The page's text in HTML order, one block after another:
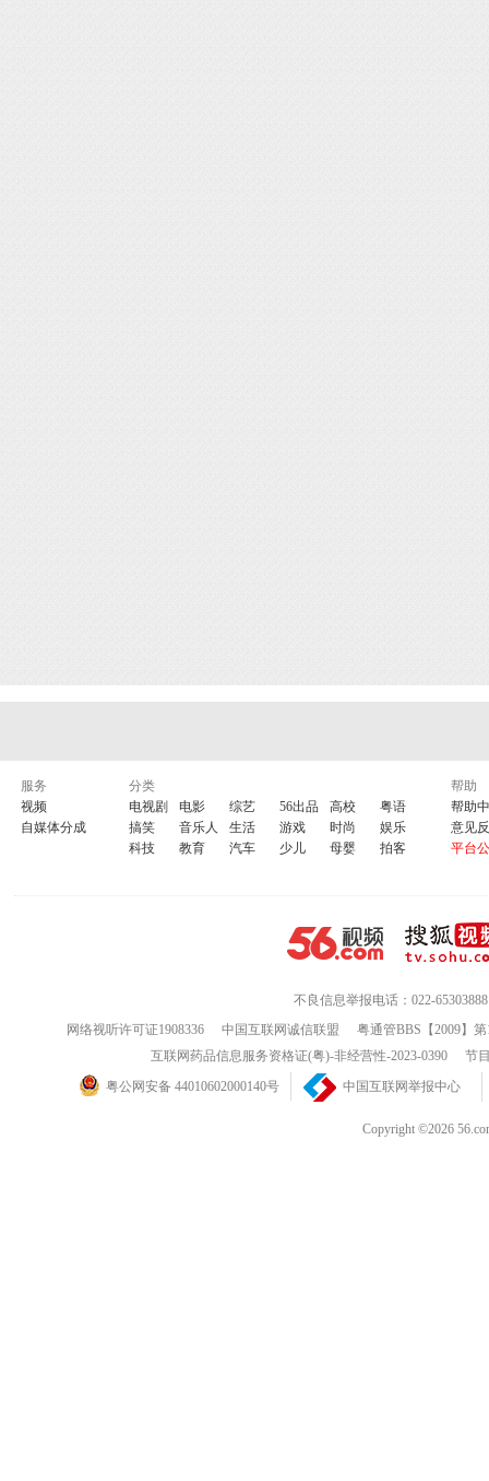
服务
视频
自媒体分成
分类
电视剧
电影 综艺 56出品 高校
粤语
搞笑
音乐人 生活 游戏 时尚
娱乐
科技
教育 汽车 少儿 母婴 拍客
帮助
帮助
意见
平台
不良信息举报电话：022-65303888
网络视听许可证1908336
中国互联网诚信联盟
粤通管BBS【2009】
互联网药品信息服务资格证(粤)-非经营性-2023-0390
节
粤公网安备 44010602000140号
中国互联网举报中心
Copyright ©2026